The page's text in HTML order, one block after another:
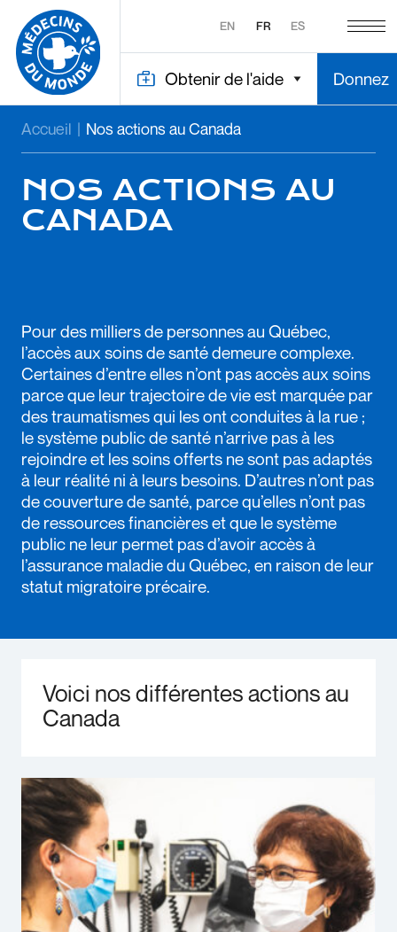
EN FR ES
Obtenir de l'aide Donnez
Accueil | Nos actions au Canada
NOS ACTIONS AU
CANADA
Pour des milliers de personnes au Québec,
l’accès aux soins de santé demeure complexe.
Certaines d’entre elles n’ont pas accès aux soins
parce que leur trajectoire de vie est marquée par
des traumatismes qui les ont conduites à la rue ;
le système public de santé n’arrive pas à les
rejoindre et les soins offerts ne sont pas adaptés
à leur réalité ni à leurs besoins. D’autres n’ont pas
de couverture de santé, parce qu’elles n’ont pas
de ressources financières et que le système
public ne leur permet pas d’avoir accès à
l’assurance maladie du Québec, en raison de leur
statut migratoire précaire.
Voici nos différentes actions au
Canada